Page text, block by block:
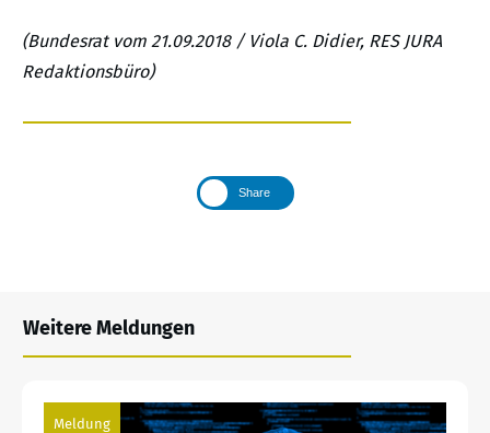
(Bundesrat vom 21.09.2018 / Viola C. Didier, RES JURA
Redaktionsbüro)
Share
Weitere Meldungen
Meldung